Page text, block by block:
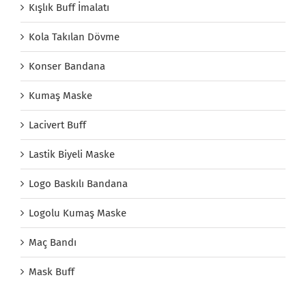
Kışlık Buff İmalatı
Kola Takılan Dövme
Konser Bandana
Kumaş Maske
Lacivert Buff
Lastik Biyeli Maske
Logo Baskılı Bandana
Logolu Kumaş Maske
Maç Bandı
Mask Buff